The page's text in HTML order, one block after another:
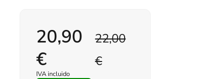
22,00
€
20,90
€
IVA incluido